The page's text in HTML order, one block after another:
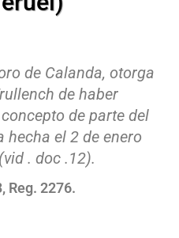
de Calanda, otorga
de haber
de parte del
hecha el 2 de enero
. doc .12).
Reg. 2276.